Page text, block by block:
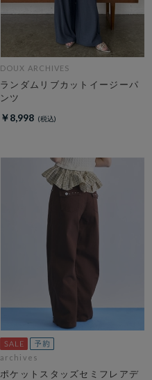
DOUX ARCHIVES
ランダムリブカットイージーパ
ンツ
￥8,998
archives
ポケットスタッズセミフレアデ